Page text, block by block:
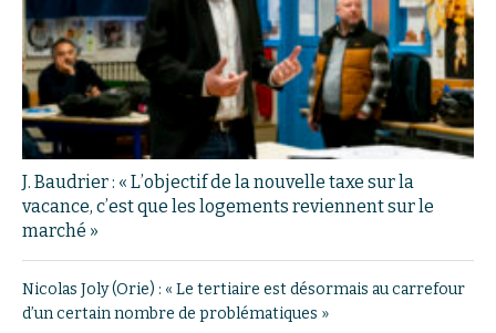
J. Baudrier : « L’objectif de la nouvelle taxe sur la
vacance, c’est que les logements reviennent sur le
marché »
Nicolas Joly (Orie) : « Le tertiaire est désormais au carrefour
d’un certain nombre de problématiques »